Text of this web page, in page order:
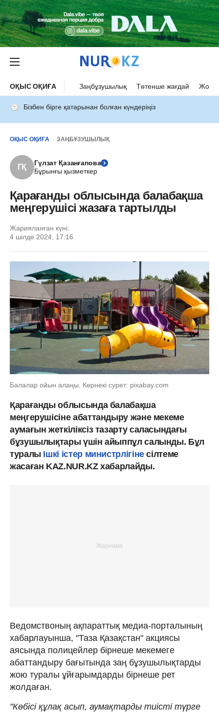
ОҚЫС ОҚИҒА Заңбұзушылық Төтенше жағдай Жол
Бізбен бірге қатарынан болған күндеріңіз
ОҚЫС ОҚИҒА ЗАҢБҰЗУШЫЛЫҚ
ГҚ
Гүлзат Қазанғапова
Бұрынғы қызметкер
Қарағанды облысында балабақша
меңгерушісі жазаға тартылды
Жарияланған күні:
4 шілде 2024, 17:16
Балалар ойын алаңы. Көрнекі сурет: pixabay.com
Қарағанды ​​облысында балабақша
меңгерушісіне абаттандыру және мекеме
аумағын жеткіліксіз тазарту саласындағы
бұзушылықтары үшін айыппұл салынды. Бұл
туралы Ішкі істер министрлігінесілтеме
жасаған KAZ.NUR.KZ хабарлайды.
Ведомствоның ақпараттық медиа-порталының
хабарлауынша, "Таза Қазақстан" акциясы
аясында полицейлер бірнеше мекемеге
абаттандыру бағытында заң бұзушылықтарды
жою туралы ұйғарымдарды бірнеше рет
жолдаған.
"Көбісі құлақ асып, аумақтарды тиісті түрге